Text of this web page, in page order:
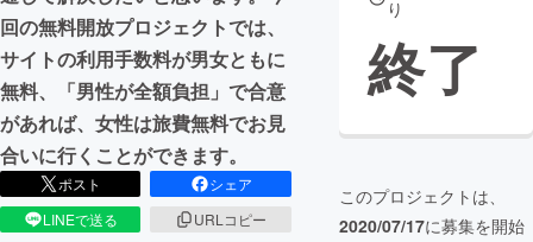
回の無料開放プロジェクトでは、
サイトの利用手数料が男女ともに
無料、「男性が全額負担」で合意
があれば、女性は旅費無料でお見
合いに行くことができます。
ポスト
シェア
LINEで送る
URLコピー
り
終了
このプロジェクトは、
2020/07/17に募集を開始